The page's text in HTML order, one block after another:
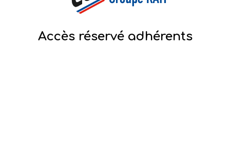
Accès réservé adhérents